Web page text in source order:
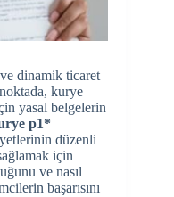
ve dinamik ticaret
kurye
yasal belgelerin
p1*
düzenli
için
ve nasıl
başarısını